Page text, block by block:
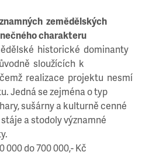
zemědělských
charakteru
historické dominanty
sloužících k
realizace projektu nesmí
Jedná se zejména o typ
sušárny a kulturně cenné
a stodoly významné
000 do 700 000,- Kč